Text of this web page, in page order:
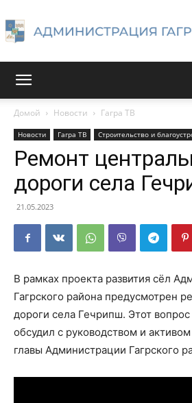
Домой Новости Гагра ТВ
Новости Гагра ТВ Строительство и
Ремонт
дороги села
21.05.2023
В рамках проекта развития сёл
Гагрского района предусмотрен
дороги села Гечрипш. Этот вопрос
обсудил с руководством и
главы Администрации Гагрского